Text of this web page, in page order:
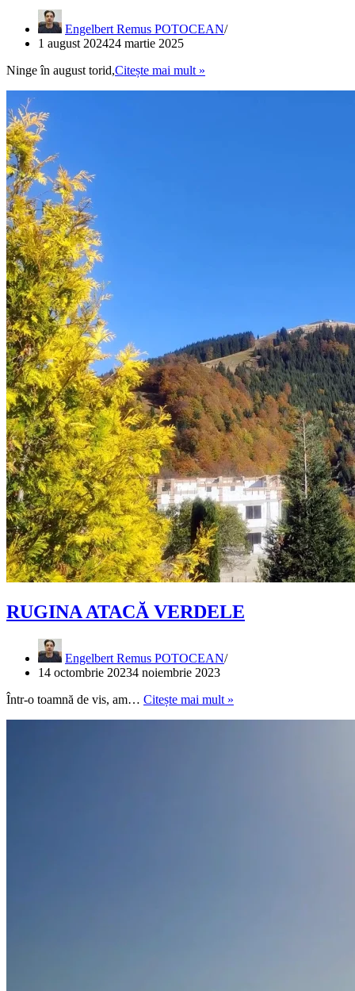
Engelbert Remus POTOCEAN
1 august 202424 martie 2025
Ninge în august torid,Citește mai mult »
RUGINA ATACĂ VERDELE
Engelbert Remus POTOCEAN
14 octombrie 20234 noiembrie 2023
Într-o toamnă de vis, am… Citește mai mult »